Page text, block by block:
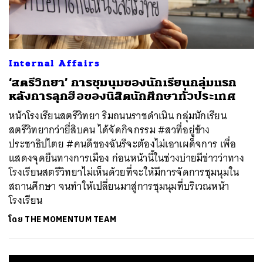
Internal Affairs
‘สตรีวิทยา’ การชุมนุมของนักเรียนกลุ่มแรก
หลังการลุกฮือของนิสิตนักศึกษาทั่วประเทศ
หน้าโรงเรียนสตรีวิทยา ริมถนนราชดำเนิน กลุ่มนักเรียน
สตรีวิทยากว่ายี่สิบคน ได้จัดกิจกรรม #สวที่อยู่ข้าง
ประชาธิปไตย #คนดีของฉันรึจะต้องไม่เอาเผด็จการ เพื่อ
แสดงจุดยืนทางการเมือง ก่อนหน้านี้ในช่วงบ่ายมีข่าวว่าทาง
โรงเรียนสตรีวิทยาไม่เห็นด้วยที่จะให้มีการจัดการชุมนุมใน
สถานศึกษา จนทำให้เปลี่ยนมาสู่การชุมนุมที่บริเวณหน้า
โรงเรียน
โดย THE MOMENTUM TEAM